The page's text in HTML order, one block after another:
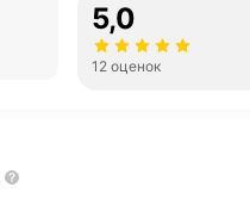
5,0
12 оценок